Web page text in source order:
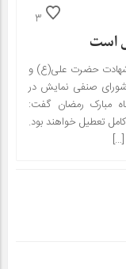
3
است
شهادت حضرت علی(ع) و
صنفی نمایش در
مبارک رمضان گفت:
روزهای ۵ و۷ تیر به‌طور کامل تعطیل خواهند بود.